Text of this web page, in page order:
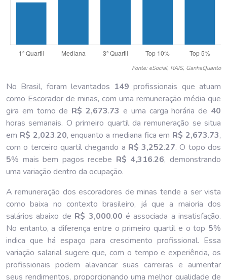
Fonte: eSocial, RAIS, GanhaQuanto
No Brasil, foram levantados 149 profissionais que atuam
como Escorador de minas, com uma remuneração média que
gira em torno de R$ 2,673.73 e uma carga horária de 40
horas semanais. O primeiro quartil da remuneração se situa
em R$ 2,023.20, enquanto a mediana fica em R$ 2,673.73,
com o terceiro quartil chegando a R$ 3,252.27. O topo dos
5% mais bem pagos recebe R$ 4,316.26, demonstrando
uma variação dentro da ocupação.
A remuneração dos escoradores de minas tende a ser vista
como baixa no contexto brasileiro, já que a maioria dos
salários abaixo de R$ 3,000.00 é associada a insatisfação.
No entanto, a diferença entre o primeiro quartil e o top 5%
indica que há espaço para crescimento profissional. Essa
variação salarial sugere que, com o tempo e experiência, os
profissionais podem alavancar suas carreiras e aumentar
seus rendimentos, proporcionando uma melhor qualidade de